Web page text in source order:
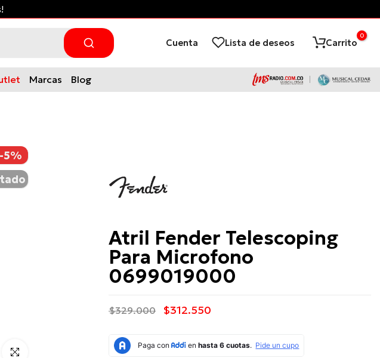
Cuenta Lista de deseos Carrito
0
Marcas Blog
-5%
Click para alargar
Atril Fender Telescoping
Para Microfono
0699019000
$329.000 $312.550